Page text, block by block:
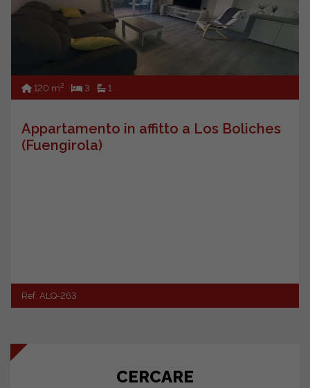
120 m2 3 1
Appartamento in affitto a Los Boliches
(Fuengirola)
Ref. ALQ-263
CERCARE